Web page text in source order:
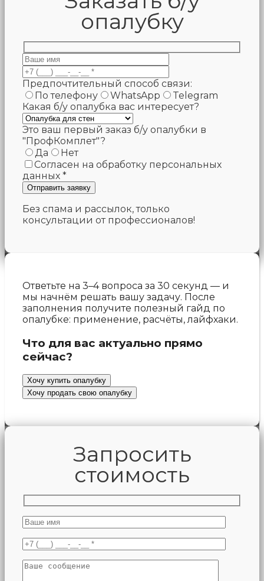
опалубку
Предпочтительный способ связи:
По телефону
WhatsApp
Telegram
Какая б/у опалубка вас интересует?
Это ваш первый заказ б/у опалубки в
"ПрофКомплет"?
Да
Нет
Согласен на обработку персональных
данных *
Без спама и рассылок, только
консультации от профессионалов!
Ответьте на 3–4 вопроса за 30 секунд — и
мы начнём решать вашу задачу. После
заполнения получите полезный гайд по
опалубке: применение, расчёты, лайфхаки.
Что для вас актуально прямо
сейчас?
Хочу купить опалубку
Хочу продать свою опалубку
Запросить
стоимость